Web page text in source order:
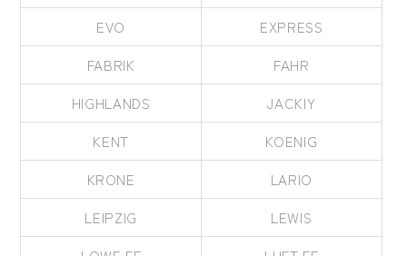
EVO
EXPRESS
FABRIK
FAHR
HIGHLANDS
JACKIY
KENT
KOENIG
KRONE
LARIO
LEIPZIG
LEWIS